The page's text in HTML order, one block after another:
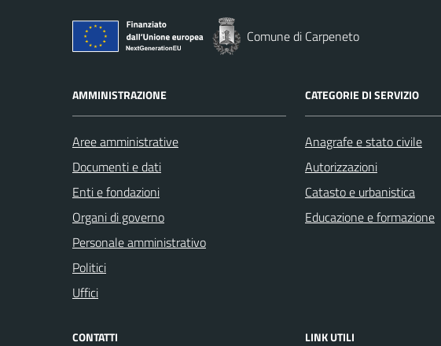
Comune di Carpeneto
AMMINISTRAZIONE
Aree amministrative
Documenti e dati
Enti e fondazioni
Organi di governo
Personale amministrativo
Politici
Uffici
CATEGORIE DI SERVIZIO
Anagrafe e stato civile
Autorizzazioni
Catasto e urbanistica
Educazione e formazione
CONTATTI LINK UTILI